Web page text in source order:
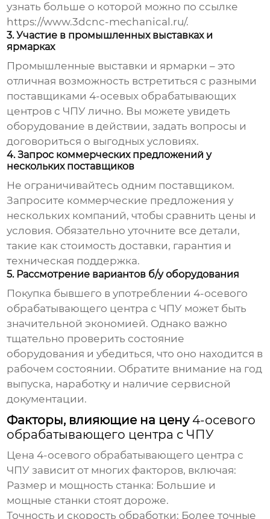
узнать больше о которой можно по ссылке
https://www.3dcnc-mechanical.ru/.
3. Участие в промышленных выставках и
ярмарках
Промышленные выставки и ярмарки – это
отличная возможность встретиться с разными
поставщиками4-осевых обрабатывающих
центров с ЧПУ лично. Вы можете увидеть
оборудование в действии, задать вопросы и
договориться о выгодных условиях.
4. Запрос коммерческих предложений у
нескольких поставщиков
Не ограничивайтесь одним поставщиком.
Запросите коммерческие предложения у
нескольких компаний, чтобы сравнить цены и
условия. Обязательно уточните все детали,
такие как стоимость доставки, гарантия и
техническая поддержка.
5. Рассмотрение вариантов б/у оборудования
Покупка бывшего в употреблении4-осевого
обрабатывающего центра с ЧПУ может быть
значительной экономией. Однако важно
тщательно проверить состояние
оборудования и убедиться, что оно находится в
рабочем состоянии. Обратите внимание на год
выпуска, наработку и наличие сервисной
документации.
Факторы, влияющие на цену4-осевого
обрабатывающего центра с ЧПУ
Цена4-осевого обрабатывающего центра с
ЧПУ зависит от многих факторов, включая:
Размер и мощность станка: Большие и
мощные станки стоят дороже.
Точность и скорость обработки: Более точные